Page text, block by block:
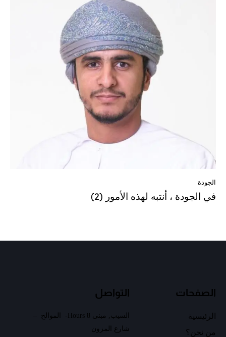
الجودة
في الجودة ، أنتبه لهذه الأمور (2)
الصفحات
الرئيسية
من نحن؟
التواصل
السيب, مبنى 8 Hours- الموالح –
شارع المزون